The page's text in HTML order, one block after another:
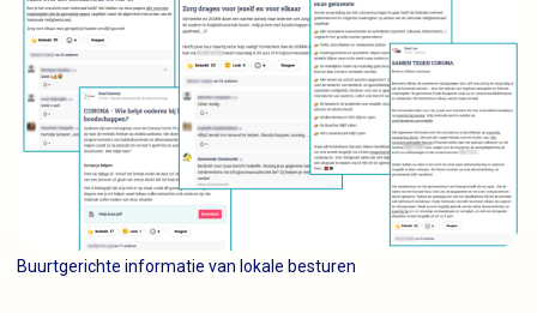
Buurtgerichte informatie van lokale besturen